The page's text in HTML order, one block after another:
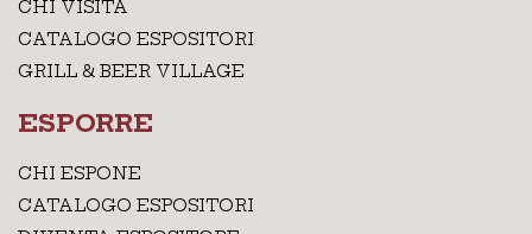
CHI VISITA
CATALOGO ESPOSITORI
GRILL & BEER VILLAGE
ESPORRE
CHI ESPONE
CATALOGO ESPOSITORI